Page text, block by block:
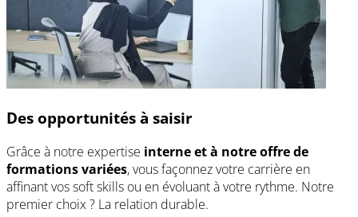
Des opportunités à saisir
Grâce à notre expertise interne et à notre offre de
formations variées, vous façonnez votre carrière en
affinant vos soft skills ou en évoluant à votre rythme. Notre
premier choix ? La relation durable.